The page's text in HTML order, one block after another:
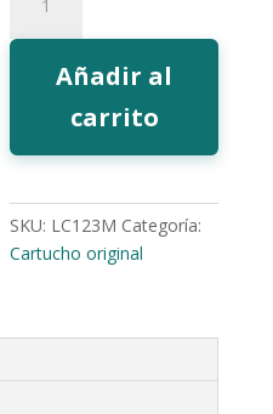
Brother
LC123
magentaAñadir al
carrito
SKU: LC123M Categoría:
Cartucho original